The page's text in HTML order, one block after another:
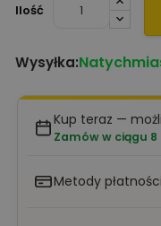
Ilość
Wysyłka:
Kup teraz —
Zamów w ciągu
Metody płatności